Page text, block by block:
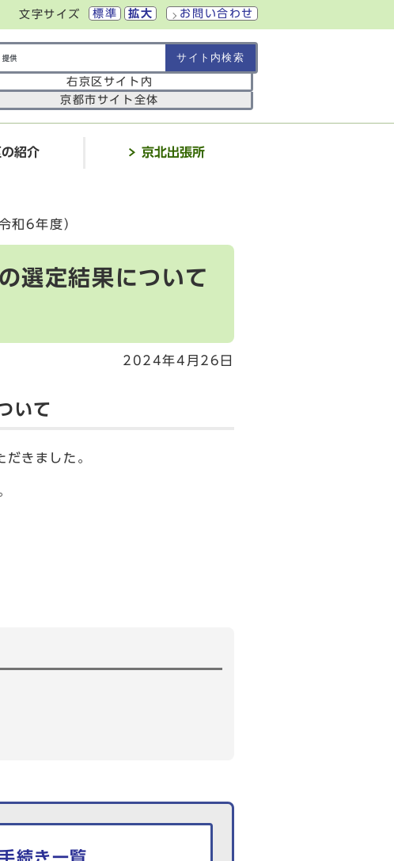
文字サイズ 標準 拡大 お問い合わせ
検索の範囲 右京区サイト内
京都市サイト全体
の紹介 京北出張所
和6年度）
選定結果について
2024年4月26日
いて
きました。
続き一覧